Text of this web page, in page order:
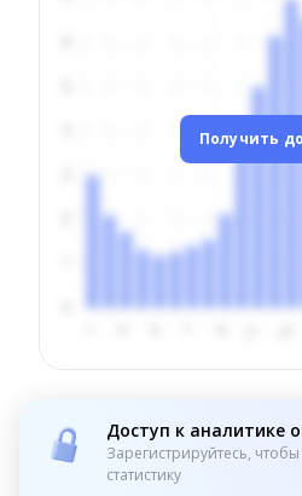
Получить
Доступ к аналитике
Зарегистрируйтесь,
статистику